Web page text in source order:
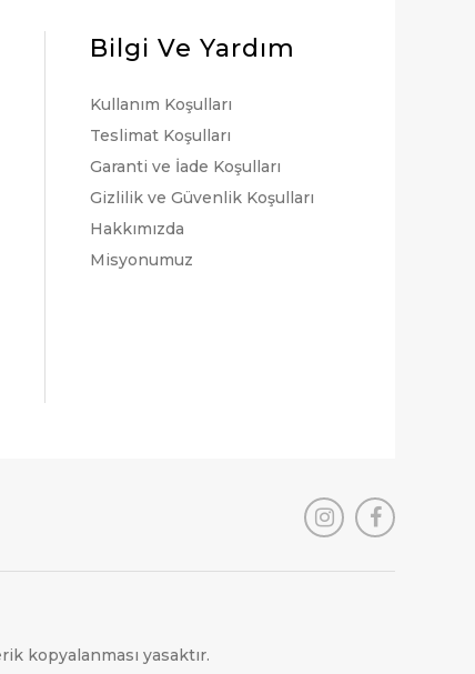
Bilgi Ve Yardım
Kullanım Koşulları
Teslimat Koşulları
Garanti ve İade Koşulları
Gizlilik ve Güvenlik Koşulları
Hakkımızda
Misyonumuz
kopyalanması yasaktır.